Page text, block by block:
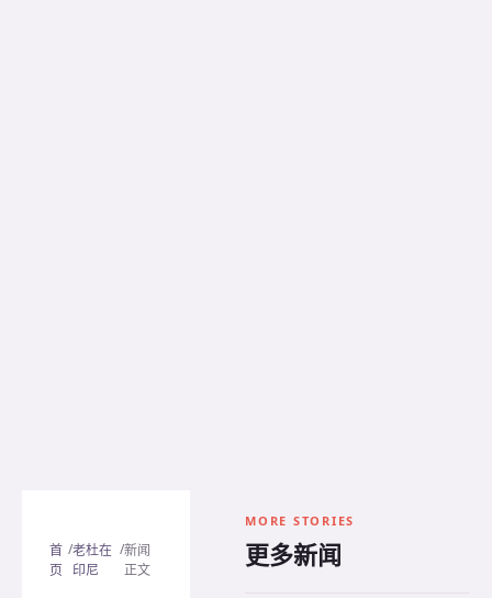
首
页
/老杜在
印尼
/新闻
正文
MORE STORIES
更多新闻